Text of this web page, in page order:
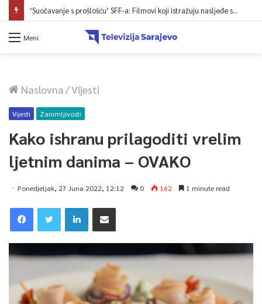
‘Suočavanje s prošlošću’ SFF-a: Filmovi koji istražuju nasljeđe sukoba i mogućnosti otpora
Meni
Naslovna/Vijesti
Vijesti Zanimljivosti
Kako ishranu prilagoditi vrelim
ljetnim danima – OVAKO
Ponedjeljak, 27 Juna 2022, 12:12 0 162 1 minute read